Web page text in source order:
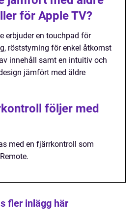
för Apple TV?
erbjuder en touchpad för
röststyrning för enkel åtkomst
innehåll samt en intuitiv och
jämfört med äldre
följer med
med en fjärrkontroll som
fler inlägg här